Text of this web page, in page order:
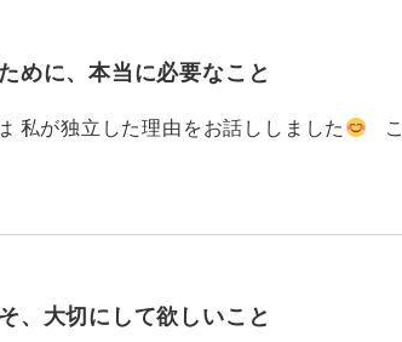
めに、本当に必要なこと
が独立した理由をお話ししました
こ
、大切にして欲しいこと